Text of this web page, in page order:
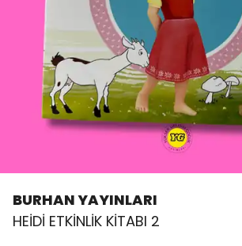
BURHAN YAYINLARI
HEİDİ ETKİNLİK KİTABI 2